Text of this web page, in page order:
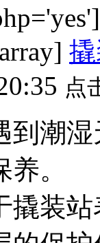
点
潮湿
养。
撬装